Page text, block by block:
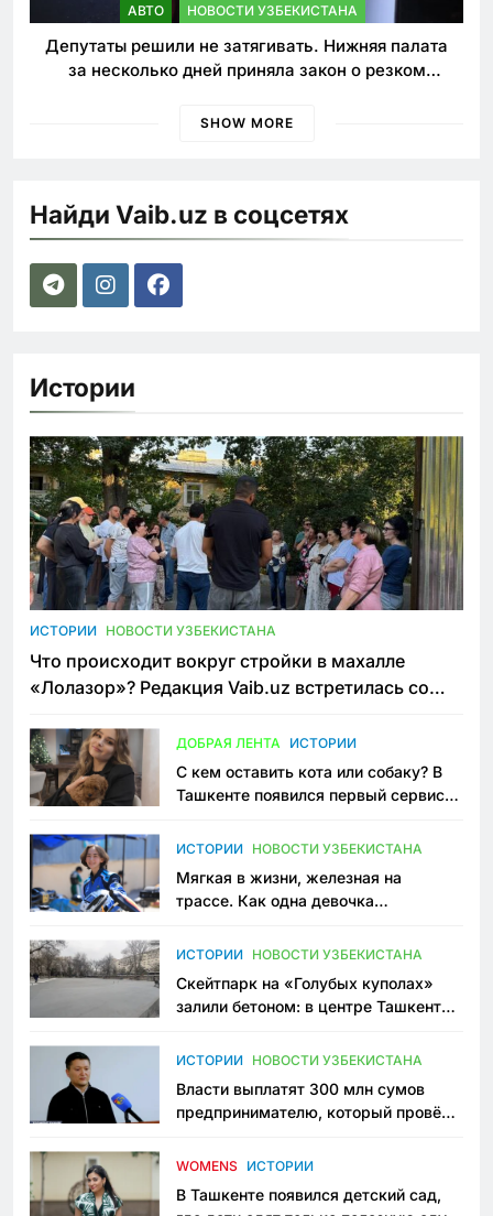
АВТО НОВОСТИ УЗБЕКИСТАНА
Депутаты решили не затягивать. Нижняя палата
за несколько дней приняла закон о резком
SHOW MORE
Найди Vaib.uz в соцсетях
Истории
ИСТОРИИ НОВОСТИ УЗБЕКИСТАНА
Что происходит вокруг стройки в махалле
«Лолазор»? Редакция Vaib.uz встретилась со
ДОБРАЯ ЛЕНТА ИСТОРИИ
С кем оставить кота или собаку? В
Ташкенте появился первый сервис
ИСТОРИИ НОВОСТИ УЗБЕКИСТАНА
Мягкая в жизни, железная на
трассе. Как одна девочка
Узбекистане
ИСТОРИИ НОВОСТИ УЗБЕКИСТАНА
Скейтпарк на «Голубых куполах»
залили бетоном: в центре Ташкента
пространство
ИСТОРИИ НОВОСТИ УЗБЕКИСТАНА
Власти выплатят 300 млн сумов
предпринимателю, который провёл
приговору
WOMENS ИСТОРИИ
В Ташкенте появился детский сад,